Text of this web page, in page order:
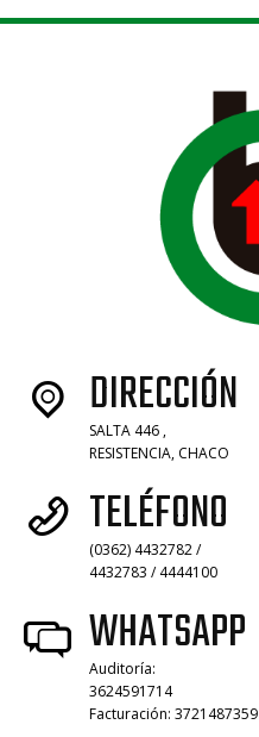
DIRECCIÓN
SALTA 446 ,
RESISTENCIA, CHACO
TELÉFONO
(0362) 4432782 /
4432783 / 4444100
WHATSAPP
Auditoría:
3624591714
Facturación: 3721487359